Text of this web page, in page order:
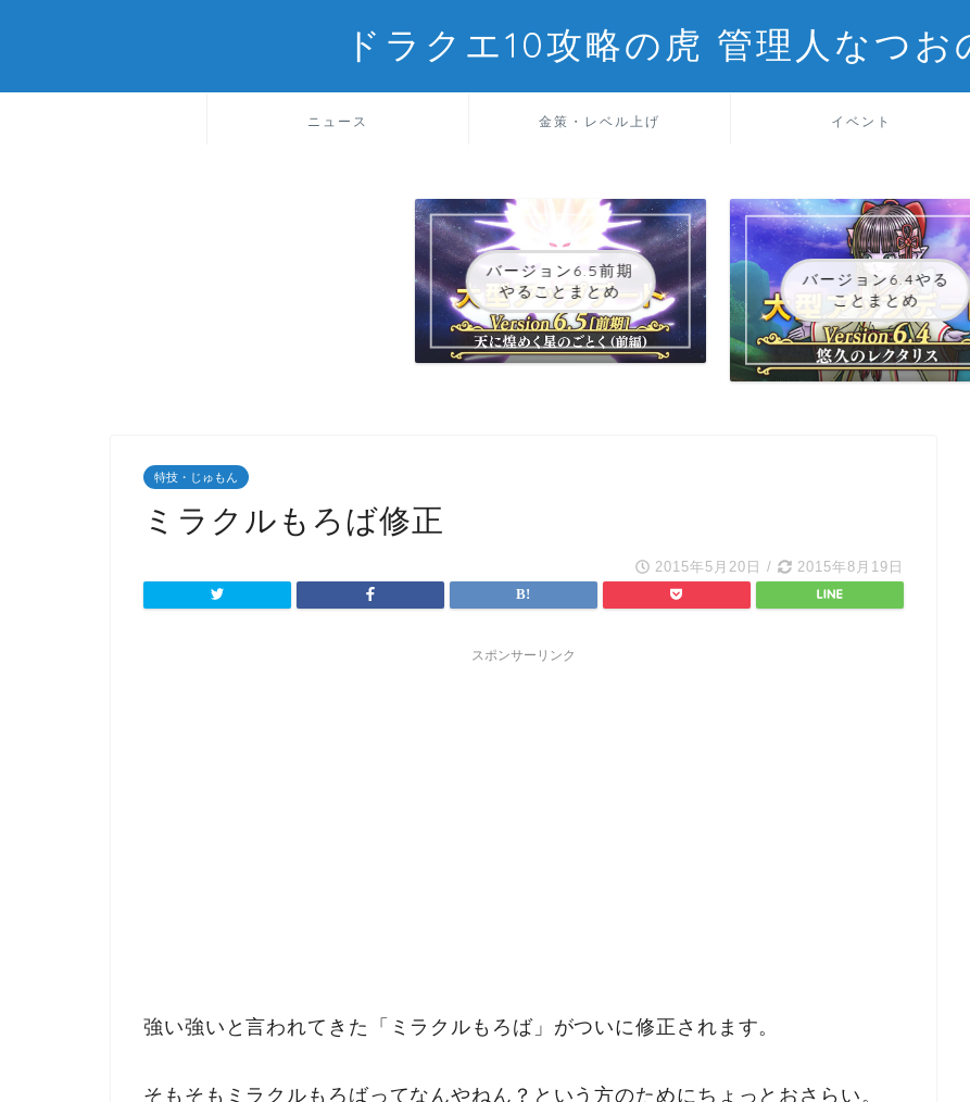
ドラクエ10攻略の虎 管理人なつお
ニュース 金策・レベル上げ イベント
バージョン6.5前期
やることまとめ
バージョン6.4やる
ことまとめ
特技・じゅもん
ミラクルもろば修正
2015年5月20日 / 2015年8月19日
スポンサーリンク
強い強いと言われてきた「ミラクルもろば」がついに修正されます。
そもそもミラクルもろばってなんやねん？という方のためにちょっとおさらい。